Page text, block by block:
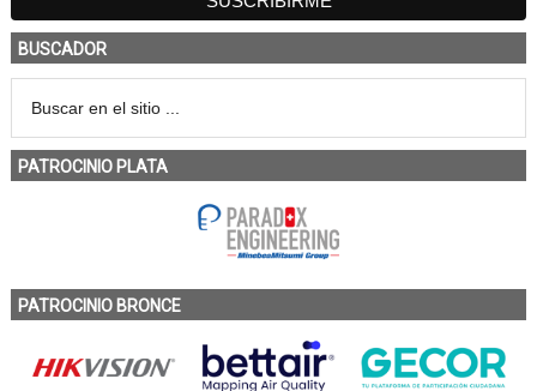
BUSCADOR
PATROCINIO PLATA
PATROCINIO BRONCE